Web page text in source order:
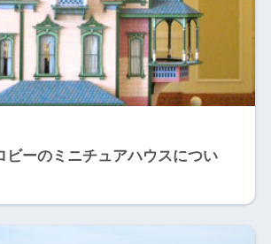
ビーのミニチュアハウスについ